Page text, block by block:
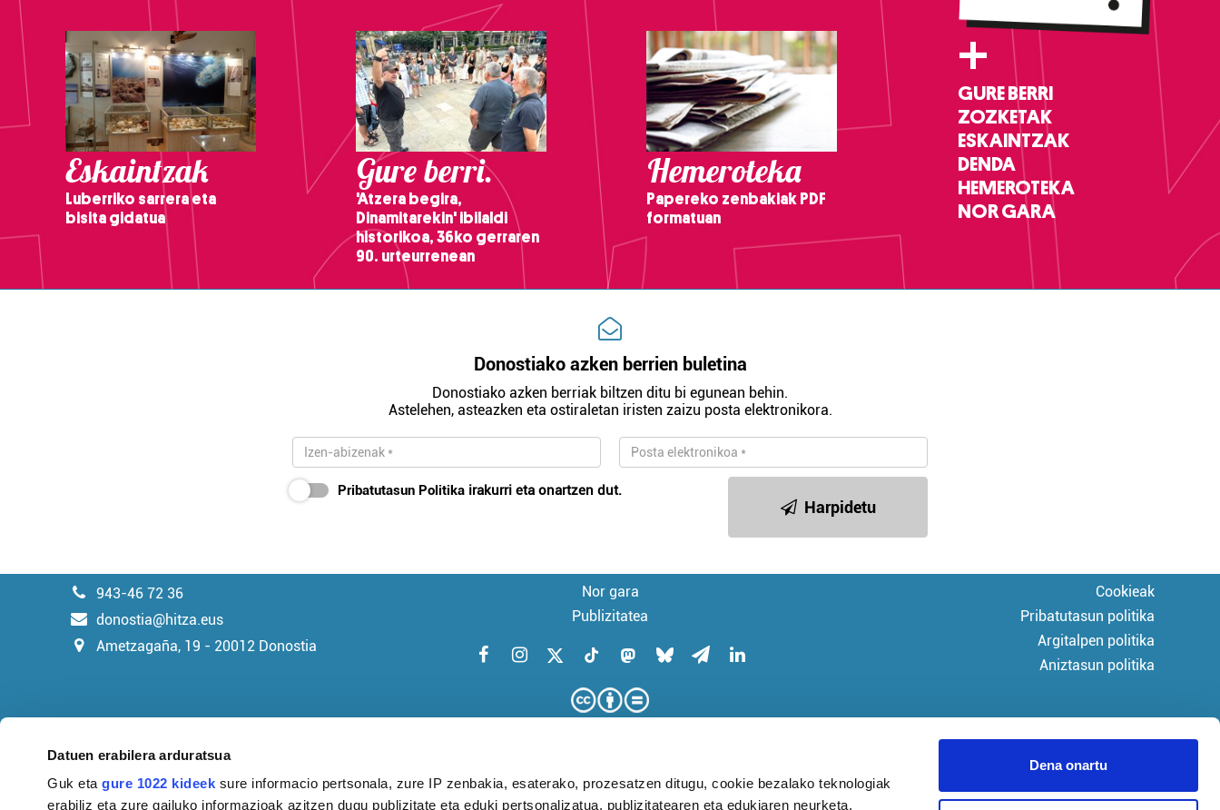
Datuen erabilera arduratsua
Guk etagure 1022 kideek sure informacio pertsonala, zure IP zenbakia, esaterako, prozesatzen ditugu, cookie bezalako teknologiak
erabiliz eta zure gailuko informazioak azitzen dugu publizitate eta eduki pertsonalizatua, publizitatearen eta edukiaren neurketa,
Dena onartu
Eskaintzak
Luberriko sarrera eta
bisita gidatua
Gure berri.
'Atzera begira,
Dinamitarekin' ibilaldi
historikoa, 36ko gerraren
90. urteurrenean
Hemeroteka
Papereko zenbakiak PDF
formatuan
+
GURE BERRI
ZOZKETAK
ESKAINTZAK
DENDA
HEMEROTEKA
NOR GARA
Donostiako azken berrien buletina
Donostiako azken berriak biltzen ditu bi egunean behin.
Astelehen, asteazken eta ostiraletan iristen zaizu posta elektronikora.
Pribatutasun Politika irakurri eta onartzen dut.
Harpidetu
943-46 72 36
donostia@hitza.eus
Ametzagaña, 19 - 20012 Donostia
Nor gara
Publizitatea
Cookieak
Pribatutasun politika
Argitalpen politika
Aniztasun politika